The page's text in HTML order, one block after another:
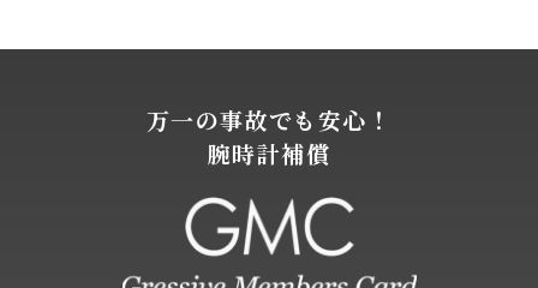
万一の事故でも安心！
腕時計補償